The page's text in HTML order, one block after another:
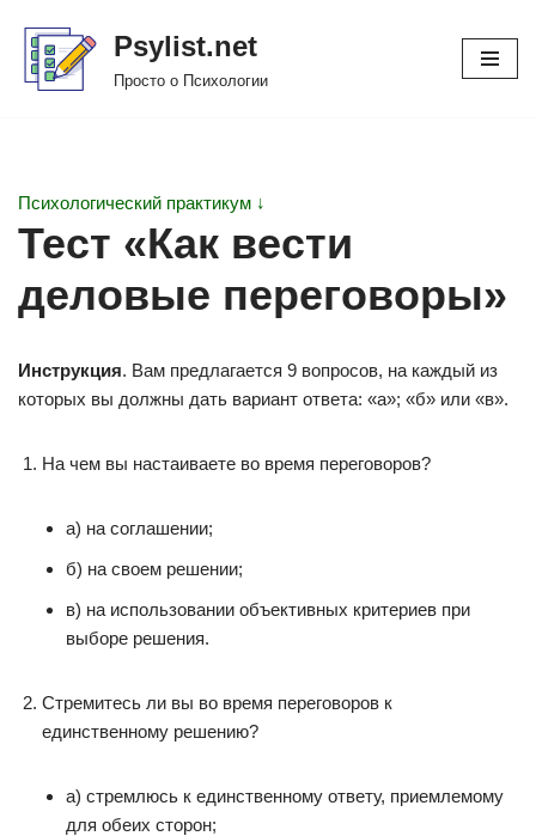
Перейти
Psylist.net
Просто о Психологии
Психологический практикум ↓
Тест «Как вести
деловые переговоры»
Инструкция. Вам предлагается 9 вопросов, на каждый из
которых вы должны дать вариант ответа: «а»; «б» или «в».
На чем вы настаиваете во время переговоров?
а) на соглашении;
б) на своем решении;
в) на использовании объективных критериев при
выборе решения.
Стремитесь ли вы во время переговоров к
единственному решению?
а) стремлюсь к единственному ответу, приемлемому
для обеих сторон;